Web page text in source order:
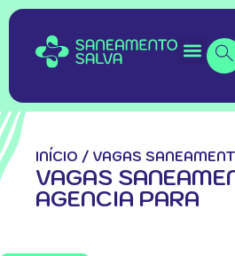
INÍCIO / VAGAS
VAGAS
AGENCIA PARA